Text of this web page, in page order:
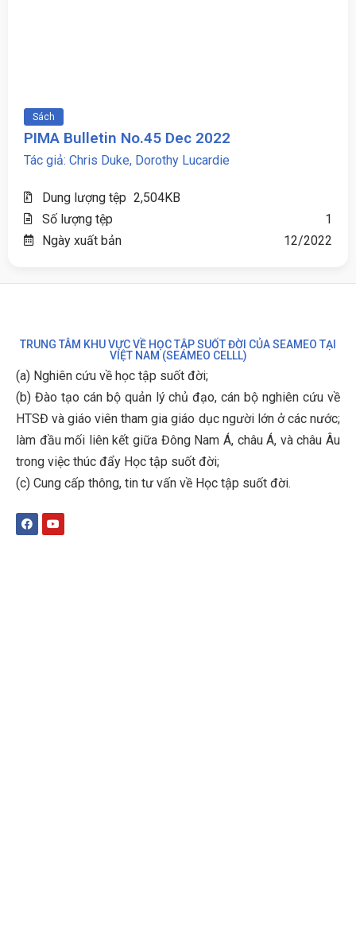
Sách
PIMA Bulletin No.45 Dec 2022
Tác giả: Chris Duke, Dorothy Lucardie
Dung lượng tệp 2,504KB
Số lượng tệp
1
Ngày xuất bản
12/2022
TRUNG TÂM KHU VỰC VỀ HỌC TẬP SUỐT ĐỜI CỦA SEAMEO TẠI
VIỆT NAM (SEAMEO CELLL)
(a) Nghiên cứu về học tập suốt đời;
(b) Đào tạo cán bộ quản lý chủ đạo, cán bộ nghiên cứu về
HTSĐ và giáo viên tham gia giáo dục người lớn ở các nước;
làm đầu mối liên kết giữa Đông Nam Á, châu Á, và châu Âu
trong việc thúc đẩy Học tập suốt đời;
(c) Cung cấp thông, tin tư vấn về Học tập suốt đời.